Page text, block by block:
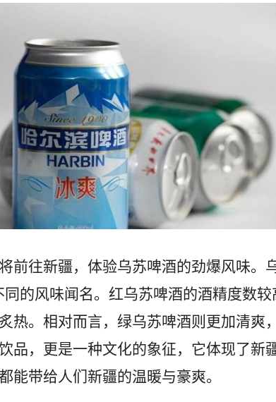
前往新疆，体验乌苏啤酒的劲爆风味。
同的风味闻名。红乌苏啤酒的酒精度数
热。相对而言，绿乌苏啤酒则更加清爽
品，更是一种文化的象征，它体现了新
能带给人们新疆的温暖与豪爽。